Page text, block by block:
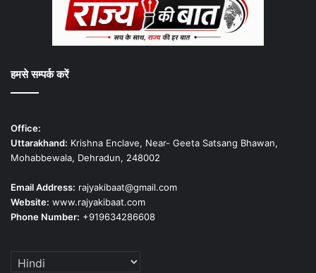
हमसे सम्पर्क करें
Office:
Uttarakhand: Krishna Enclave, Near- Geeta Satsang Bhawan,
Mohabbewala, Dehradun, 248002
Email Address: rajyakibaat@gmail.com
Website: www.rajyakibaat.com
Phone Number: +919634286608